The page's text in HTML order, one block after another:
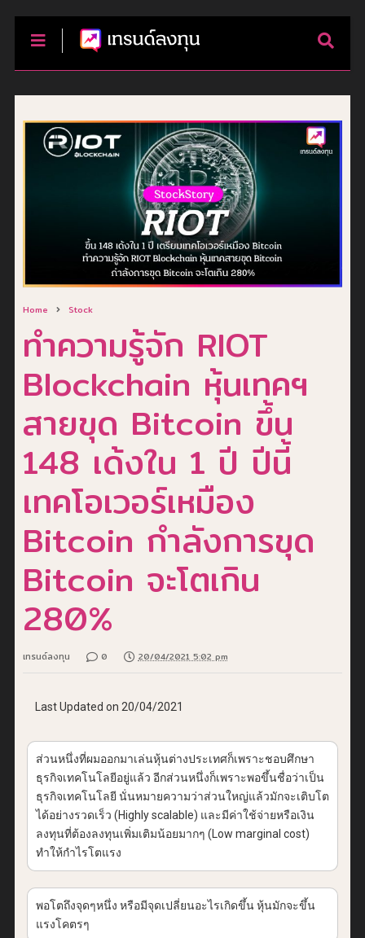
Home Stock
ทำความรู้จัก RIOT
Blockchain หุ้นเทคฯ
สายขุด Bitcoin ขึ้น
148 เด้งใน 1 ปี ปีนี้
เทคโอเวอร์เหมือง
Bitcoin กำลังการขุด
Bitcoin จะโตเกิน
280%
เทรนด์ลงทุน 0 20/04/2021 5:02 pm
Last Updated on 20/04/2021
ส่วนหนึ่งที่ผมออกมาเล่นหุ้นต่างประเทศก็เพราะชอบศึกษา
ธุรกิจเทคโนโลยีอยู่แล้ว อีกส่วนหนึ่งก็เพราะพอขึ้นชื่อว่าเป็น
ธุรกิจเทคโนโลยี นั่นหมายความว่าส่วนใหญ่แล้วมักจะเติบโต
ได้อย่างรวดเร็ว (Highly scalable) และมีค่าใช้จ่ายหรือเงิน
ลงทุนที่ต้องลงทุนเพิ่มเติมน้อยมากๆ (Low marginal cost)
ทำให้กำไรโตแรง
พอโตถึงจุดๆหนึ่ง หรือมีจุดเปลี่ยนอะไรเกิดขึ้น หุ้นมักจะขึ้น
แรงโคตรๆ